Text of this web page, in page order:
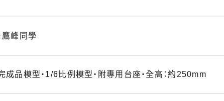
鷹峰同學
成品模型・1/6比例模型・附專用台座・全高：約250mm